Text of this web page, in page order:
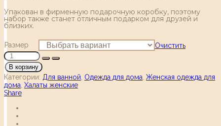
Упакован в фирменную подарочную коробку, поэтому
набор также станет отличным подарком для друзей и
близких.
Размер Очистить
В корзину
Категории: Для ванной Одежда для дома Женская одежда для
дома Халаты женские
Share